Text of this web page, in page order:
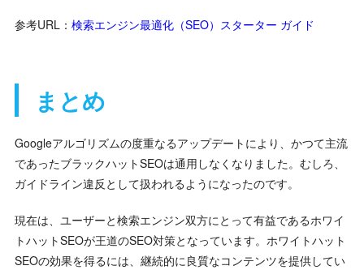
参考URL： 検索エンジン最適化（SEO）スターター ガイド
まとめ
Googleアルゴリズムの度重なるアップデートにより、かつて主流
であったブラックハットSEOは通用しなくなりました。むしろ、
ガイドライン違反として扱われるようになったのです。
現在は、ユーザーと検索エンジン双方にとって有益であるホワイ
トハットSEOが王道のSEO対策となっています。ホワイトハット
SEOの効果を得るには、継続的に良質なコンテンツを提供してい